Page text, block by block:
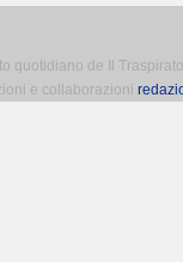
quotidiano de Il
e collaborazioni